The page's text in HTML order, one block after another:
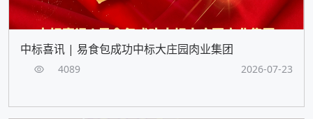
中标喜讯 | 易食包成功中标大庄园肉业集团
4089 2026-07-23